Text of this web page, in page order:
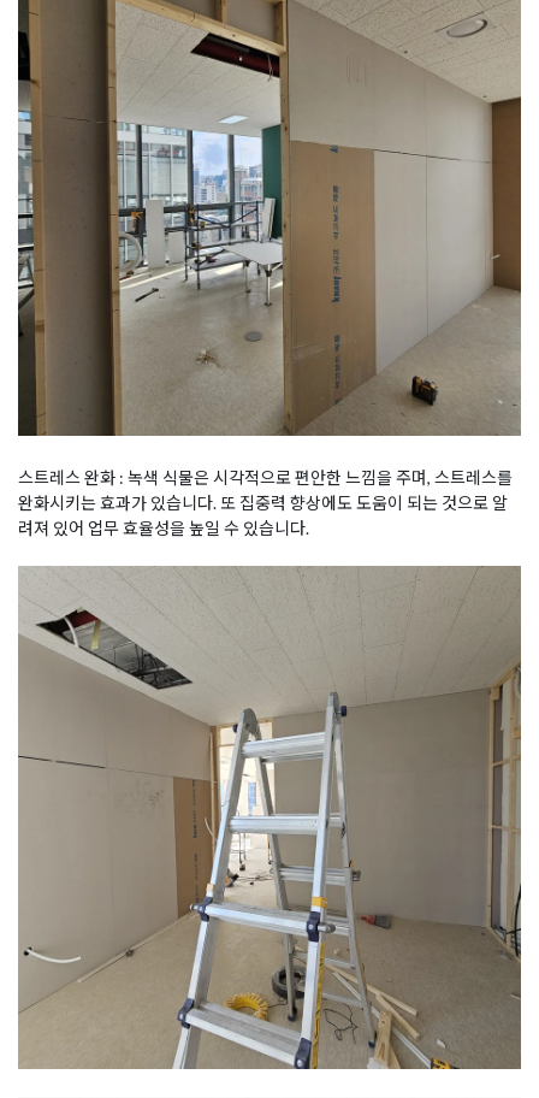
스트레스 완화 : 녹색 식물은 시각적으로 편안한 느낌을 주며, 스트레스를
완화시키는 효과가 있습니다. 또 집중력 향상에도 도움이 되는 것으로 알
려져 있어 업무 효율성을 높일 수 있습니다.